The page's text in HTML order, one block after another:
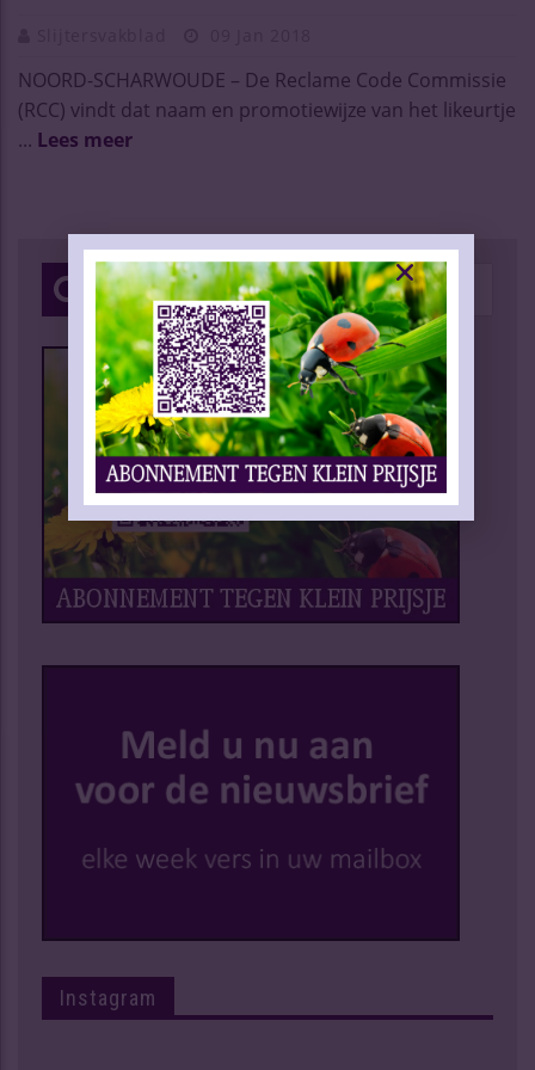
NOORD-SCHARWOUDE – De Reclame Code Commissie
(RCC) vindt dat naam en promotiewijze van het likeurtje
... Lees meer
Instagram